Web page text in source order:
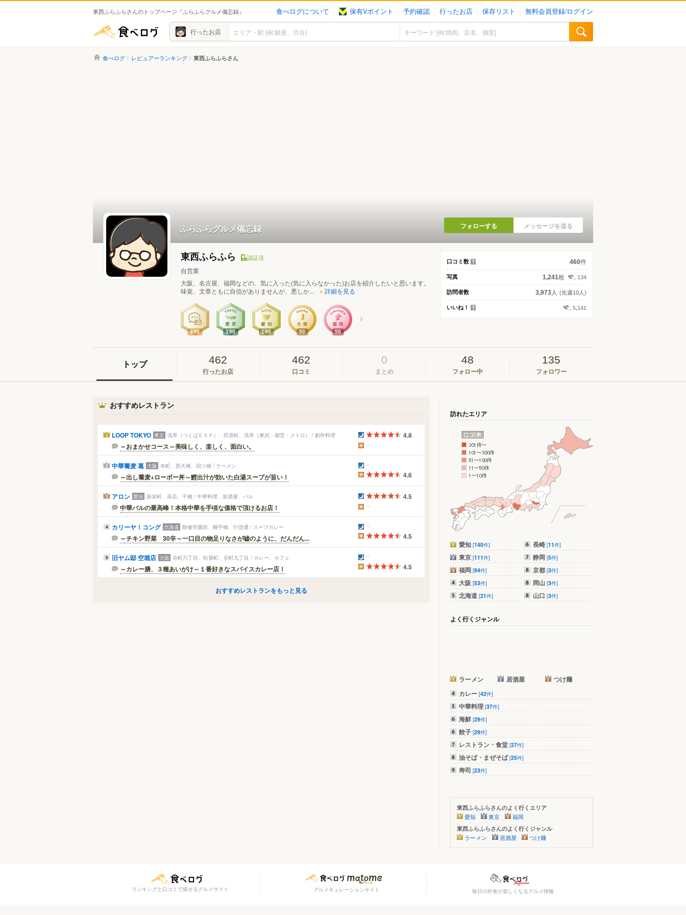
東西ふらふらさんのトップページ『ふらふらグルメ備忘録』 食べログについて 保有Vポイント 予約確認 行ったお店 保存リスト 無料会員登録/ログイン
食べログ 行ったお店
食べログ レビュアーランキング 東西ふらふらさん
ふらふらグルメ備忘録 フォローする メッセージを送る
東西ふらふら 認証済
自営業
大阪、名古屋、福岡などの、気に入った(気に入らなかった)お店を紹介したいと思います。
味覚、文章ともに自信がありませんが、悪しか...
詳細を見る
400 100 100 50 50
口コミ数 ？ 460件
写真 1,241枚 134
訪問者数 3,973人 (先週10人)
いいね！ ？ 5,141
トップ 462
行ったお店
462
口コミ
0
まとめ
48
フォロー中
135
フォロワー
おすすめレストラン
1 LOOP TOKYO 東京 浅草（つくばＥＸＰ）、田原町、浅草（東武・都営・メトロ） / 創作料理
～おまかせコース～美味しく、楽しく、面白い。
4.8
2 中華蕎麦 葛 大阪 本町、西大橋、四ツ橋 / ラーメン
～出し蕎麦+ローポー丼～鰹出汁が効いた白湯スープが旨い！ 4.6
3 アロン 愛知 新栄町、高岳、千種 / 中華料理、居酒屋、バル
中華バルの最高峰！本格中華を手頃な価格で頂けるお店！
4.5
4 カリーヤ！コング 北海道 静修学園前、幌平橋、行啓通 / スープカレー
～チキン野菜 30辛～一口目の物足りなさが嘘のように、だんだん... 4.5
5 旧ヤム邸 空堀店 大阪 谷町六丁目、松屋町、谷町九丁目 / カレー、カフェ
～カレー膳、３種あいがけ～１番好きなスパイスカレー店！ 4.5
おすすめレストランをもっと見る
訪れたエリア
愛知 [140件]
東京 [111件]
福岡 [94件]
大阪 [53件]
北海道 [21件]
長崎 [11件]
静岡 [5件]
京都 [3件]
岡山 [3件]
山口 [3件]
よく行くジャンル
ラーメン 居酒屋
つけ麺
カレー [42件]
中華料理 [37件]
海鮮 [29件]
餃子 [29件]
レストラン・食堂 [27件]
油そば・まぜそば[25件]
寿司 [23件]
東西ふらふらさんのよく行くエリア
愛知 東京 福岡
東西ふらふらさんのよく行くジャンル
ラーメン 居酒屋 つけ麺
ランキングと口コミで探せるグルメサイト グルメキュレーションサイト 毎日の外食が楽しくなるグルメ情報